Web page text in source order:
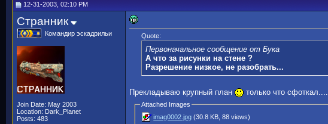
12-31-2003, 02:10 PM
Странник
Командир эскадрильи
Join Date: May 2003
Location: Dark_Planet
Posts: 483
Quote:
Первоначальное сообщение от Бука
А что за рисунки на стене ?
Разрешение низкое, не разобрать...
Прекладываю крупный план только что сфоткал....
Attached Images
imag0002.jpg (30.8 KB, 88 views)